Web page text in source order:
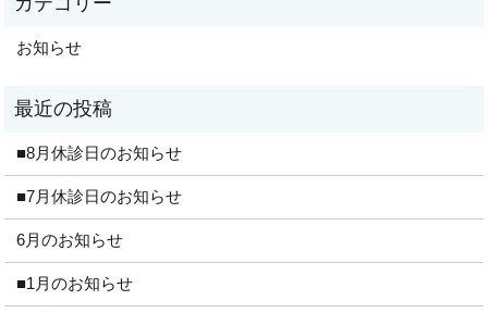
お知らせ
■8月休診日のお知らせ
■7月休診日のお知らせ
6月のお知らせ
■1月のお知らせ